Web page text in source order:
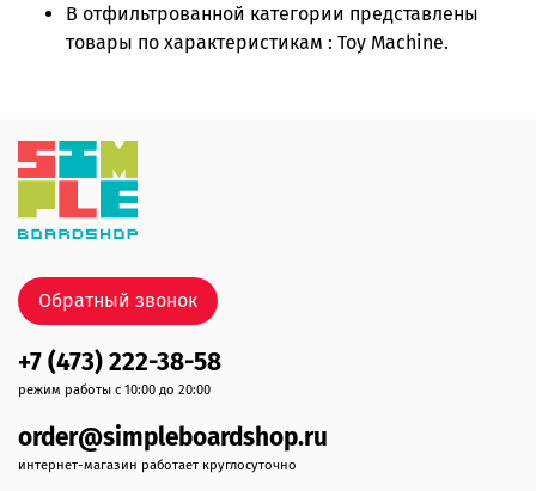
В отфильтрованной категории представлены
товары по характеристикам : Toy Machine.
+7 (473) 222-38-58
режим работы с 10:00 до 20:00
order@simpleboardshop.ru
интернет-магазин работает круглосуточно
Обратный звонок